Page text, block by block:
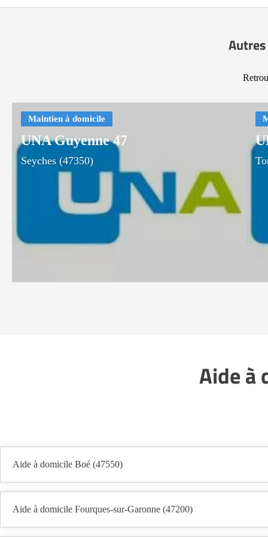
UNA Guyenne 47
Seyches (47350)
Aide à
Aide à domicile Boé (47550)
Aide à domicile Fourques-sur-Garonne (47200)